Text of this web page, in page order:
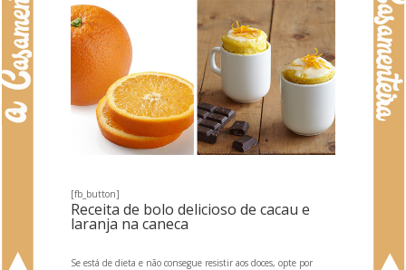
[fb_button]
Receita de bolo delicioso de cacau e
laranja na caneca
Se está de dieta e não consegue resistir aos doces, opte por